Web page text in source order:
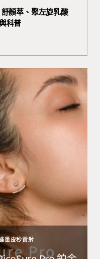
顏萃、聚左旋乳酸
科普
巢皮秒雷射